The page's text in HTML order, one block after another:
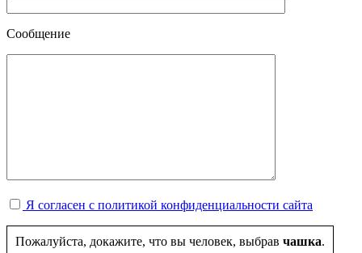
Сообщение
Я согласен с политикой конфиденциальности сайта
Пожалуйста, докажите, что вы человек, выбрав чашка.